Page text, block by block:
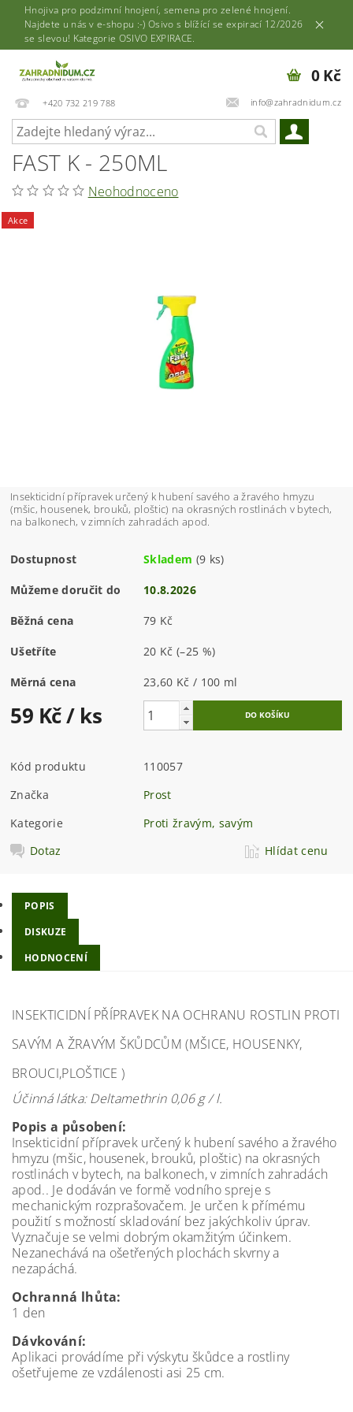
Hnojiva pro podzimní hnojení, semena pro zelené hnojení.
Najdete u nás v e-shopu :-) Osivo s blížící se expirací 12/2026
se slevou! Kategorie OSIVO EXPIRACE.
+420 732 219 788 info@zahradnidum.cz
0 Kč
FAST K - 250ML
Neohodnoceno
Akce
Insekticidní přípravek určený k hubení savého a žravého hmyzu
(mšic, housenek, brouků, ploštic) na okrasných rostlinách v bytech,
na balkonech, v zimních zahradách apod.
Dostupnost Skladem (9 ks)
Můžeme doručit do 10.8.2026
Běžná cena 79 Kč
Ušetříte 20 Kč(–25 %)
Měrná cena 23,60 Kč / 100 ml
59 Kč/ ks
Kód produktu
110057
Značka
Prost
Kategorie
Proti žravým, savým
Dotaz
Hlídat cenu
POPIS
DISKUZE
HODNOCENÍ
INSEKTICIDNÍ PŘÍPRAVEK NA OCHRANU ROSTLIN PROTI
SAVÝM A ŽRAVÝM ŠKŮDCŮM (MŠICE, HOUSENKY,
BROUCI,PLOŠTICE )
Účinná látka: Deltamethrin 0,06 g / l.
Popis a působení:
Insekticidní přípravek určený k hubení savého a žravého
hmyzu (mšic, housenek, brouků, ploštic) na okrasných
rostlinách v bytech, na balkonech, v zimních zahradách
apod.. Je dodáván ve formě vodního spreje s
mechanickým rozprašovačem. Je určen k přímému
použití s možností skladování bez jakýchkoliv úprav.
Vyznačuje se velmi dobrým okamžitým účinkem.
Nezanechává na ošetřených plochách skvrny a
nezapáchá.
Ochranná lhůta:
1 den
Dávkování:
Aplikaci provádíme při výskytu škůdce a rostliny
ošetřujeme ze vzdálenosti asi 25 cm.